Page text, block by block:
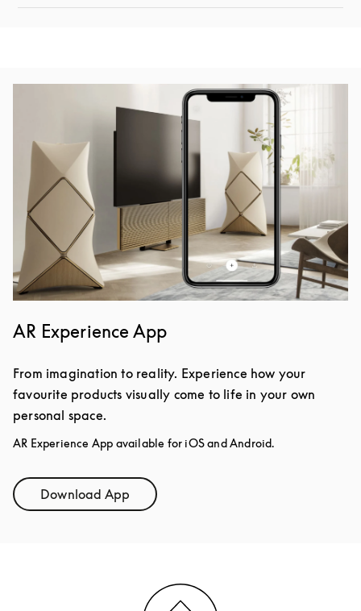
AR Experience App
From imagination to reality. Experience how your
favourite products visually come to life in your own
personal space.
AR Experience App available for iOS and Android.
Download AppLink Opens in New Tab